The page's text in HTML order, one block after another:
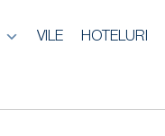
VILE HOTELURI